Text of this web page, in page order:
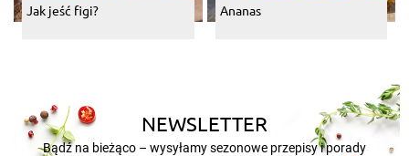
Jak jeść figi? Ananas
NEWSLETTER
Bądź na bieżąco – wysyłamy sezonowe przepisy i porady